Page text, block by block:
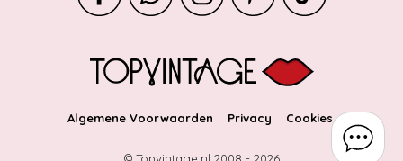
Algemene Voorwaarden Privacy Cookies
© Topvintage.nl 2008 - 2026